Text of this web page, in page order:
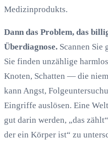
Medizinprodukts.
Dann das Problem, das
Überdiagnose. Scannen Sie
Sie finden unzählige
Knoten, Schatten — die
kann Angst,
Eingriffe auslösen. Eine
gut darin werden, „das
der ein Körper ist“ zu